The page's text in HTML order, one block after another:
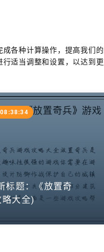
各种计算操作，提高我们
适当调整和设置，以达到更
标题：《放置奇
略大全)